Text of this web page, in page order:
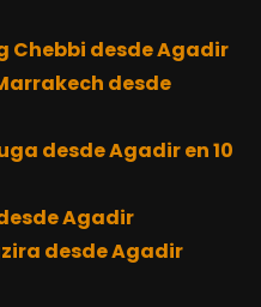
Chebbi desde Agadir
desde
desde Agadir en 10
Agadir
desde Agadir